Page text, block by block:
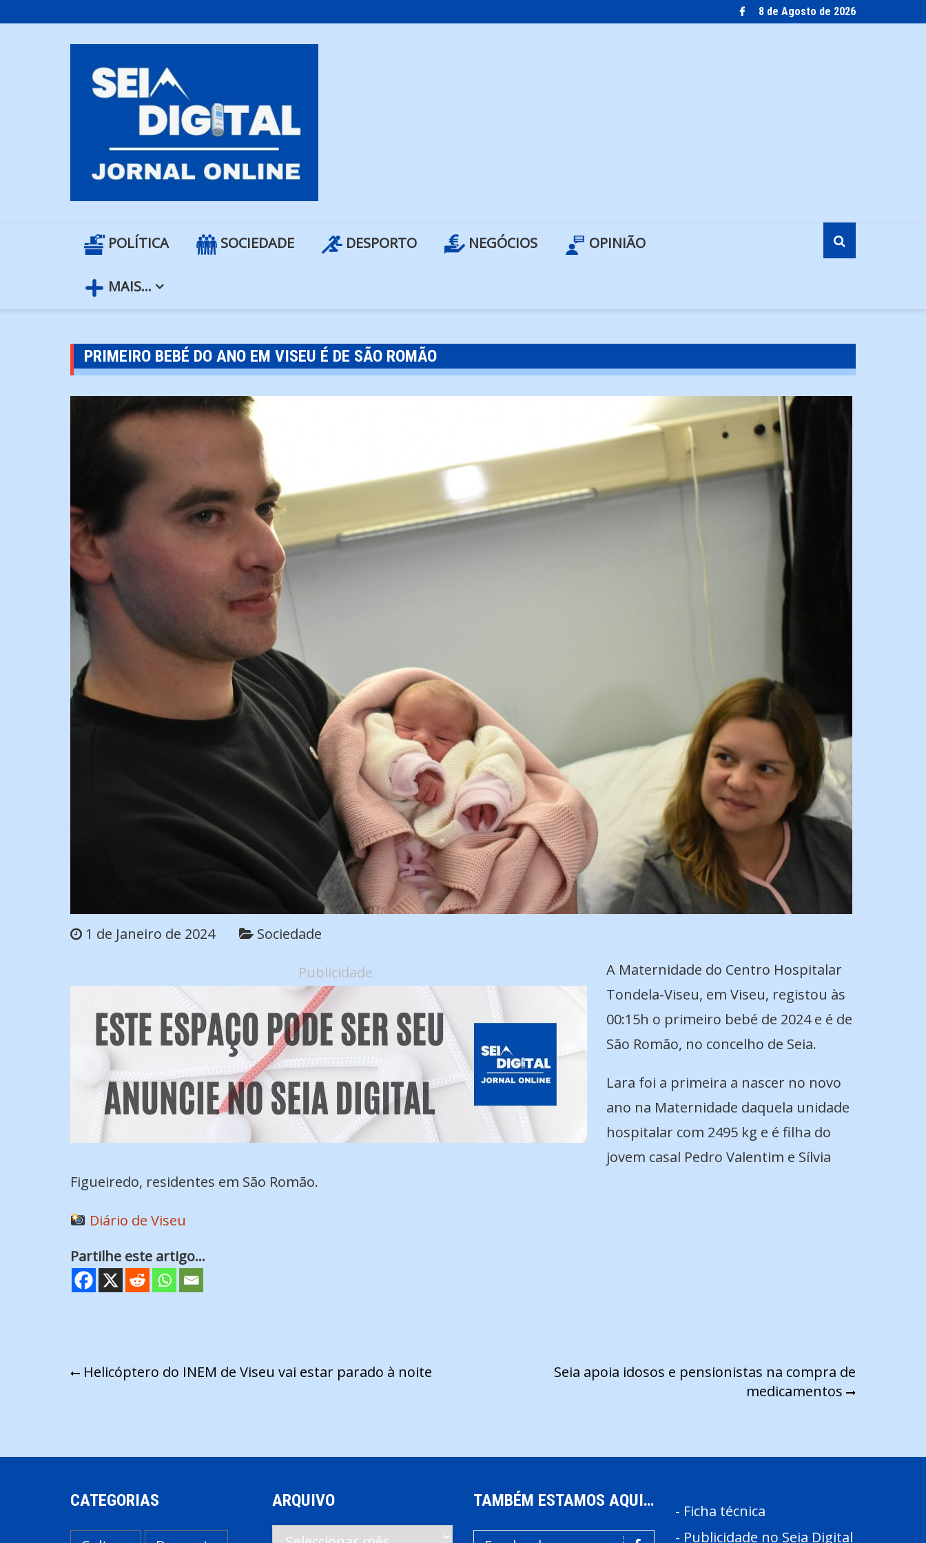
to
8 de Agosto de 2026
POLÍTICA SOCIEDADE DESPORTO NEGÓCIOS OPINIÃO
MAIS…
PRIMEIRO BEBÉ DO ANO EM VISEU É DE SÃO ROMÃO
1 de Janeiro de 2024 Sociedade
Publicidade
A Maternidade do Centro Hospitalar
Tondela-Viseu, em Viseu, registou às
00:15h o primeiro bebé de 2024 e é de
São Romão, no concelho de Seia.
Lara foi a primeira a nascer no novo
ano na Maternidade daquela unidade
hospitalar com 2495 kg e é filha do
jovem casal Pedro Valentim e Sílvia
Figueiredo, residentes em São Romão.
Diário de Viseu
Partilhe este artigo...
Navegação
Helicóptero do INEM de Viseu vai estar parado à noite
Seia apoia idosos e pensionistas na compra de
medicamentos
CATEGORIAS ARQUIVO
Arquivo
TAMBÉM ESTAMOS AQUI…
- Ficha técnica
- Publicidade no Seia Digital